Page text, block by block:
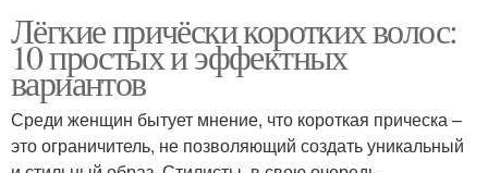
Лёгкие причёски коротких волос:
10 простых и эффектных
вариантов
Среди женщин бытует мнение, что короткая прическа –
это ограничитель, не позволяющий создать уникальный